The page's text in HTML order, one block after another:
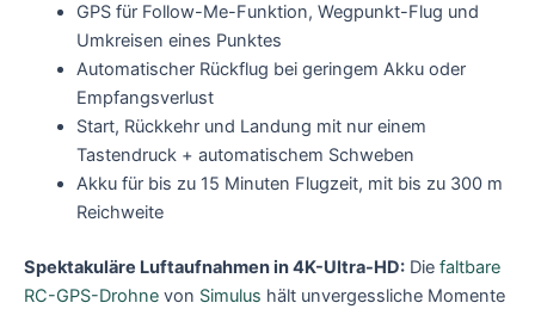
GPS für Follow-Me-Funktion, Wegpunkt-Flug und
Umkreisen eines Punktes
Automatischer Rückflug bei geringem Akku oder
Empfangsverlust
Start, Rückkehr und Landung mit nur einem
Tastendruck + automatischem Schweben
Akku für bis zu 15 Minuten Flugzeit, mit bis zu 300 m
Reichweite
Spektakuläre Luftaufnahmen in 4K-Ultra-HD: Die faltbare
RC-GPS-Drohne von Simulus hält unvergessliche Momente